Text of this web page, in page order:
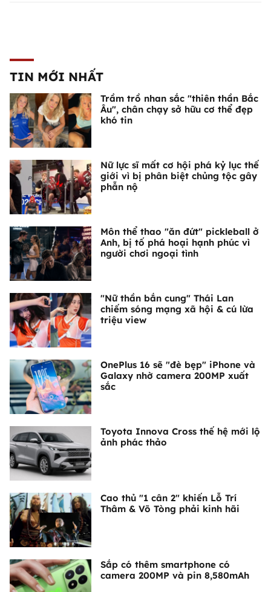
TIN MỚI NHẤT
Trầm trồ nhan sắc "thiên thần Bắc
Âu", chân chạy sở hữu cơ thể đẹp
khó tin
Nữ lực sĩ mất cơ hội phá kỷ lục thế
giới vì bị phân biệt chủng tộc gây
phẫn nộ
Môn thể thao "ăn đứt" pickleball ở
Anh, bị tố phá hoại hạnh phúc vì
người chơi ngoại tình
"Nữ thần bắn cung" Thái Lan
chiếm sóng mạng xã hội & cú lừa
triệu view
OnePlus 16 sẽ "đè bẹp" iPhone và
Galaxy nhờ camera 200MP xuất
sắc
Toyota Innova Cross thế hệ mới lộ
ảnh phác thảo
Cao thủ "1 cân 2" khiến Lỗ Trí
Thâm & Võ Tòng phải kinh hãi
Sắp có thêm smartphone có
camera 200MP và pin 8,580mAh